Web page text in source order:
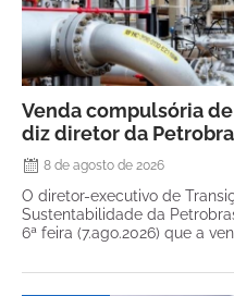
Venda compulsória
diz diretor da
8 de agosto de 2026
O diretor-executivo de
Sustentabilidade da
6ª feira (7.ago.2026) que a